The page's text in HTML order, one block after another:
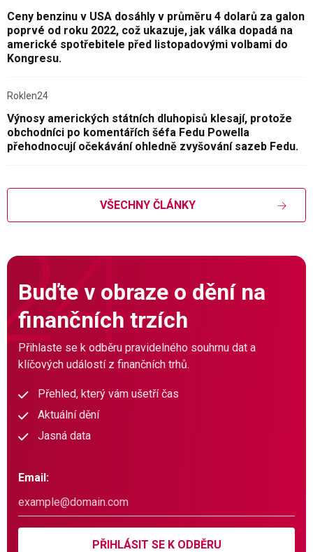
Ceny benzinu v USA dosáhly v průměru 4 dolarů za galon
poprvé od roku 2022, což ukazuje, jak válka dopadá na
americké spotřebitele před listopadovými volbami do
Kongresu.
Roklen24
Výnosy amerických státních dluhopisů klesají, protože
obchodníci po komentářích šéfa Fedu Powella
přehodnocují očekávání ohledně zvyšování sazeb Fedu.
VŠECHNY ČLÁNKY
Buďte v obraze o dění na
finančních trzích
Přihlaste se k odběru pravidelného souhrnu dat a
klíčových událostí z finančních trhů.
Přehled, který vám ušetří čas
Aktuální dění
Jasná data
Email:
PŘIHLÁSIT SE K ODBĚRU